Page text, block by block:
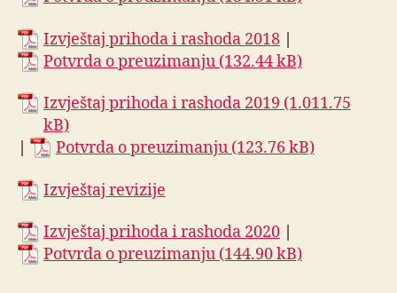
Izvještaj prihoda i rashoda 2018|
Potvrda o preuzimanju
Izvještaj prihoda i rashoda 2019
Potvrda o preuzimanju
Izvještaj revizije
Izvještaj prihoda i rashoda 2020|
Potvrda o preuzimanju